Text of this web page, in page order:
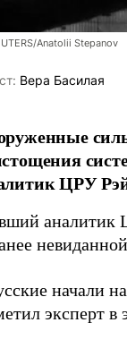
Anatolii Stepanov
Вера Басилая
ЦРУ
аналитик
начали
эксперт в